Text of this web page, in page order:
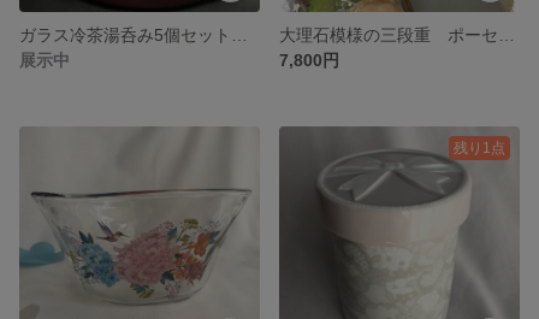
展示中
7,800円
残り1点